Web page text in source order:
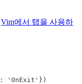
Vim에서 탭을 사용하
: 'OnExit' })